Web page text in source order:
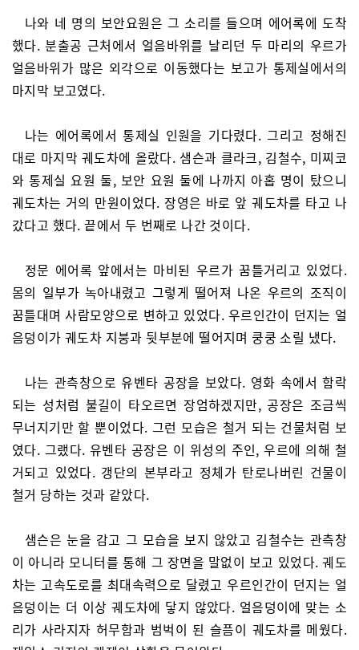
나와 네 명의 보안요원은 그 소리를 들으며 에어록에 도착
했다. 분출공 근처에서 얼음바위를 날리던 두 마리의 우르가
얼음바위가 많은 외각으로 이동했다는 보고가 통제실에서의
마지막 보고였다.
나는 에어록에서 통제실 인원을 기다렸다. 그리고 정해진
대로 마지막 궤도차에 올랐다. 샘슨과 클라크, 김철수, 미찌코
와 통제실 요원 둘, 보안 요원 둘에 나까지 아홉 명이 탔으니
궤도차는 거의 만원이었다. 장영은 바로 앞 궤도차를 타고 나
갔다고 했다. 끝에서 두 번째로 나간 것이다.
정문 에어록 앞에서는 마비된 우르가 꿈틀거리고 있었다.
몸의 일부가 녹아내렸고 그렇게 떨어져 나온 우르의 조직이
꿈틀대며 사람모양으로 변하고 있었다. 우르인간이 던지는 얼
음덩이가 궤도차 지붕과 뒷부분에 떨어지며 쿵쿵 소릴 냈다.
나는 관측창으로 유벤타 공장을 보았다. 영화 속에서 함락
되는 성처럼 불길이 타오르면 장엄하겠지만, 공장은 조금씩
무너지기만 할 뿐이었다. 그런 모습은 철거 되는 건물처럼 보
였다. 그랬다. 유벤타 공장은 이 위성의 주인, 우르에 의해 철
거되고 있었다. 갱단의 본부라고 정체가 탄로나버린 건물이
철거 당하는 것과 같았다.
샘슨은 눈을 감고 그 모습을 보지 않았고 김철수는 관측창
이 아니라 모니터를 통해 그 장면을 말없이 보고 있었다. 궤도
차는 고속도로를 최대속력으로 달렸고 우르인간이 던지는 얼
음덩이는 더 이상 궤도차에 닿지 않았다. 얼음덩이에 맞는 소
리가 사라지자 허무함과 범벅이 된 슬픔이 궤도차를 메웠다.